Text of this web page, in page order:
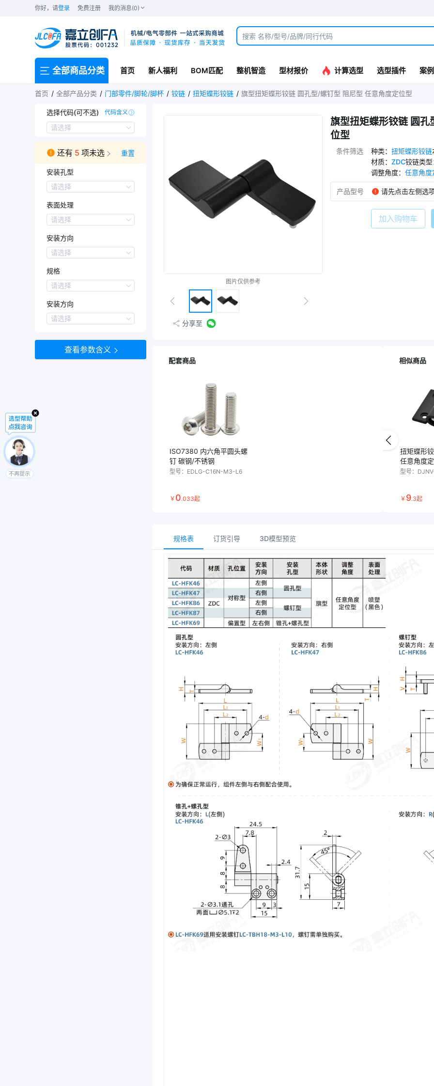
你好，请登录 免费注册 我的消息(0)
全部商品分类 首页 新人福利 BOM匹配 整机智造 型材报价 计算选型 选型插件 案
首页 全部产品分类 门部零件/脚轮/脚杯 铰链 扭矩蝶形铰链 旗型扭矩蝶形铰链 圆孔型/螺钉型 阻尼型 任意角度定位型
选择代码(可不选) 代码含义
LC-HFK46 LC-HFK86
请选择
还有 5 项未选 重置
安装孔型
安装孔型
螺钉型
圆孔+沉孔型
请选择
表面处理
表面处理
喷塑黑色
请选择
安装方向
安装方向
右侧
通用侧
请选择
规格
规格
24.5A
24.5B
40
80
请选择
安装方向
安装方向
R
请选择
查看参数含义
图片仅供参考
分享至
旗型扭矩蝶形铰链 圆
位型
条件筛选 种类： 扭矩蝶形铰链
材质： ZDC铰链类型
调整角度： 任意角度
产品型号 请先点击左侧选
加入购物车
配套商品
ISO7380 内六角平圆头螺
钉 碳钢/不锈钢
型号： EDLG-C16N-M3-L6
￥ 0.033起
相似商品
扭矩蝶形
任意角度
型号：
￥ 9.3起
规格表 订货引导 3D模型预览
不再提示